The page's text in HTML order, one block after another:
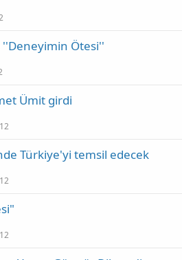
Ötesi''
Ümit girdi
Türkiye'yi temsil edecek